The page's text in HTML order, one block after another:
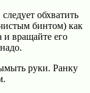
обхватить
бинтом) как
вращайте его
руки. Ранку